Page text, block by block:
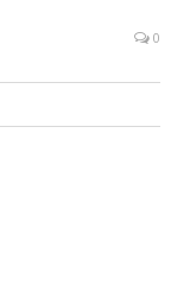
0